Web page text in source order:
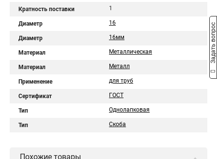
Кратность поставки 1
Диаметр 16
Диаметр 16мм
Материал Металлическая
Материал Металл
Применение для труб
Сертификат ГОСТ
Тип Однолапковая
Тип Скоба
Похожие товары
Задать вопрос